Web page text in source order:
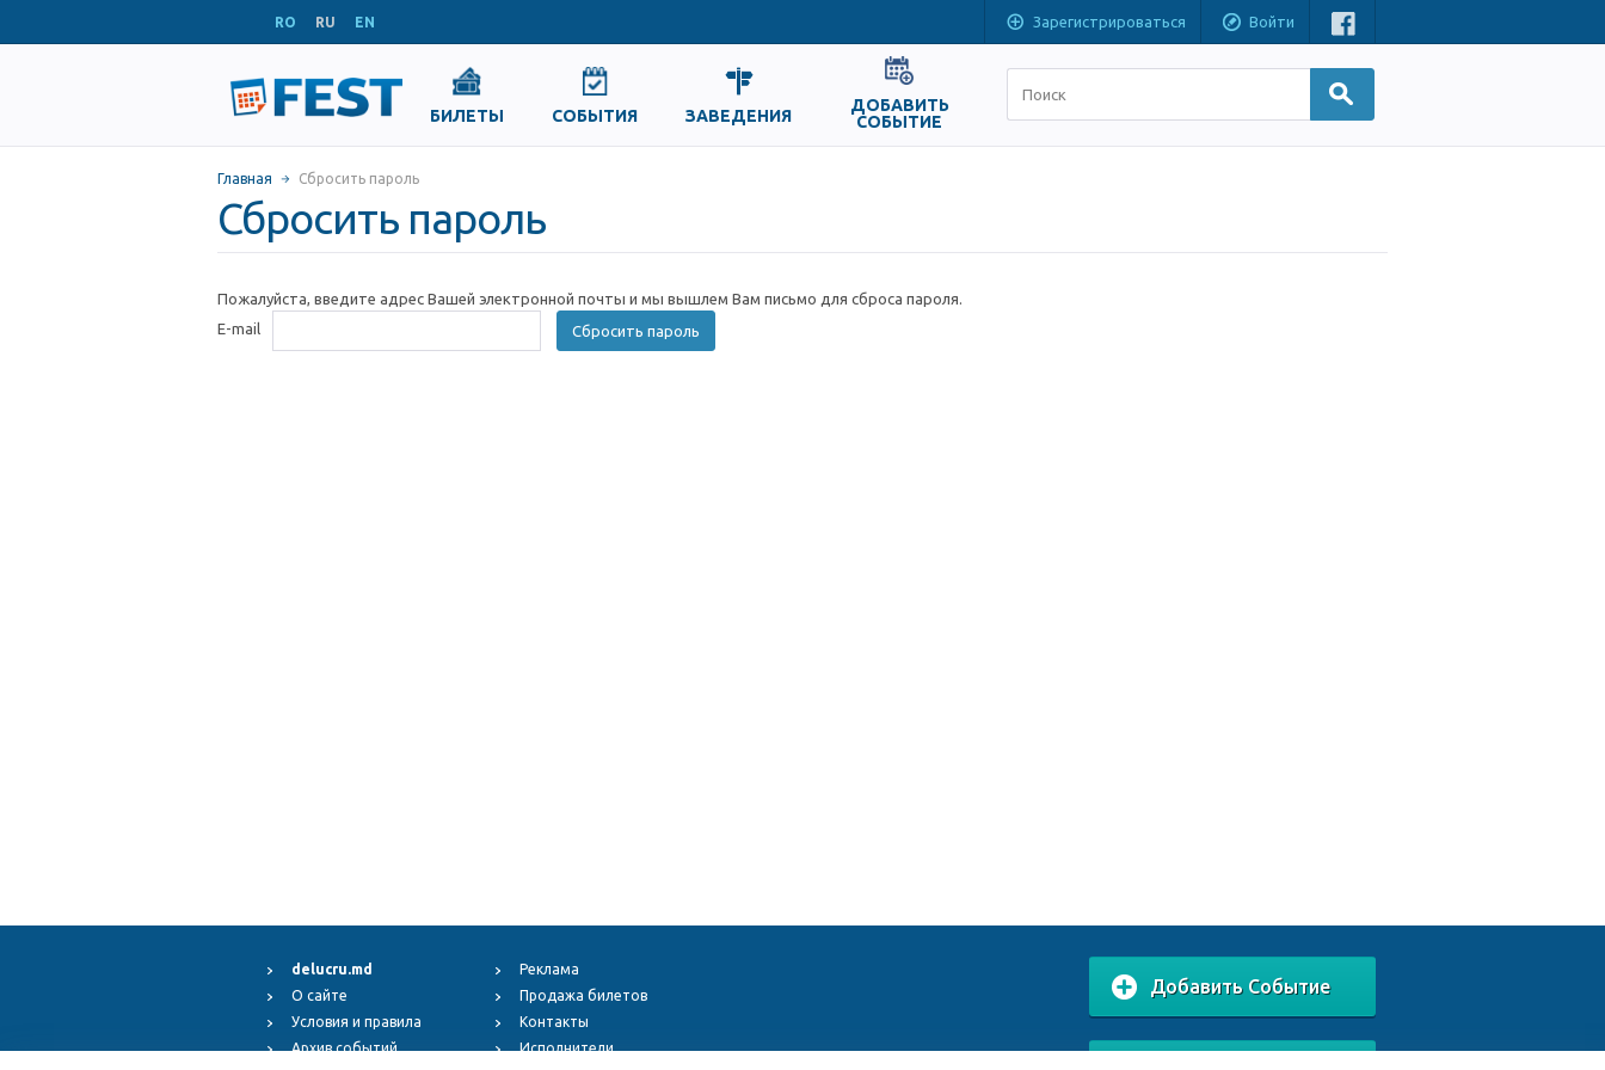
RO RU EN Зарегистрироваться Войти
БИЛЕТЫ СОБЫТИЯ ЗАВЕДЕНИЯ
ДОБАВИТЬ
СОБЫТИЕ
Главная Сбросить пароль
Сбросить пароль
Пожалуйста, введите адрес Вашей электронной почты и мы вышлем Вам письмо для сброса пароля.
E-mail
Сбросить пароль
delucru.md
О сайте
Условия и правила
Архив событий
Реклама
Продажа билетов
Контакты
Исполнители
Добавить Событие